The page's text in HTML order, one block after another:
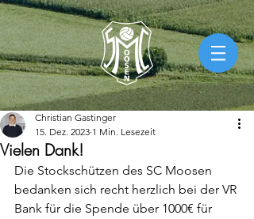
Vielen Dank!
Christian Gastinger
15. Dez. 2023 1 Min. Lesezeit
Die Stockschützen des SC Moosen
bedanken sich recht herzlich bei der VR
Bank für die Spende über 1000€ für